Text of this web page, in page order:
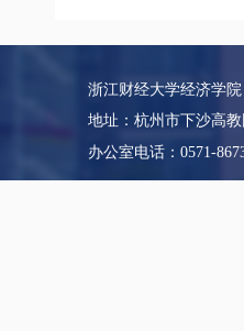
浙江财经大学经济学
地址：杭州市下沙高
办公室电话：0571-